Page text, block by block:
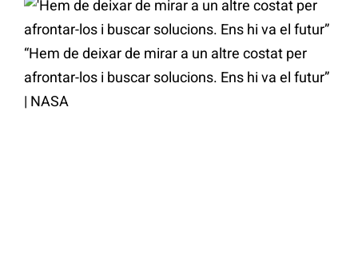
“Hem de deixar de mirar a un altre costat per
afrontar-los i buscar solucions. Ens hi va el futur”
| NASA